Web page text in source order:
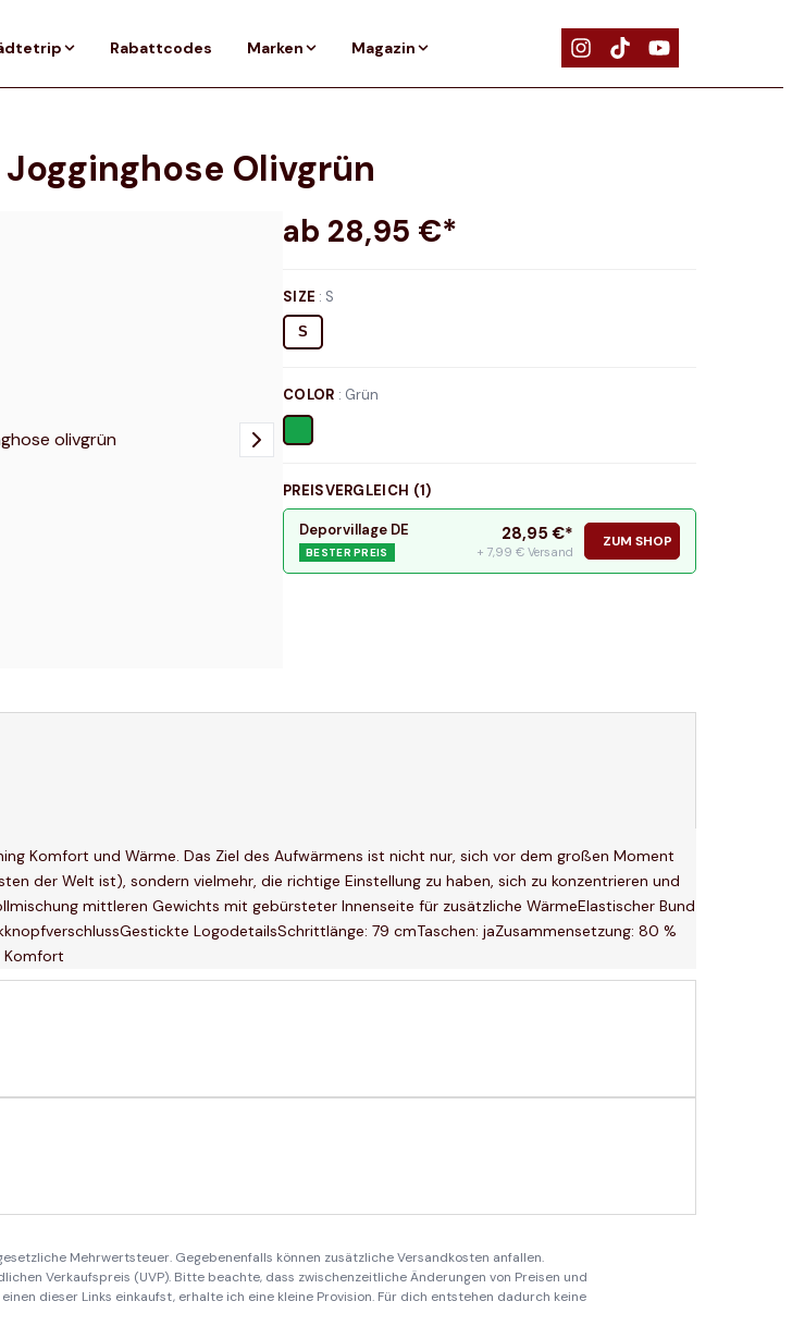
Rabattcodes Marken Magazin
Olivgrün
ab 28,95 €*
SIZE : S
S
COLOR : Grün
PREISVERGLEICH (1)
Deporvillage DE
BESTER PREIS
28,95 €*
+ 7,99 € Versand
ZUM SHOP
Komfort und Wärme. Das Ziel des Aufwärmens ist nicht nur, sich vor dem großen Moment
der Welt ist), sondern vielmehr, die richtige Einstellung zu haben, sich zu konzentrieren und
mittleren Gewichts mit gebürsteter Innenseite für zusätzliche WärmeElastischer Bund
LogodetailsSchrittlänge: 79 cmTaschen: jaZusammensetzung: 80 %
Komfort
Mehrwertsteuer. Gegebenenfalls können zusätzliche Versandkosten anfallen.
Verkaufspreis (UVP). Bitte beachte, dass zwischenzeitliche Änderungen von Preisen und
dieser Links einkaufst, erhalte ich eine kleine Provision. Für dich entstehen dadurch keine